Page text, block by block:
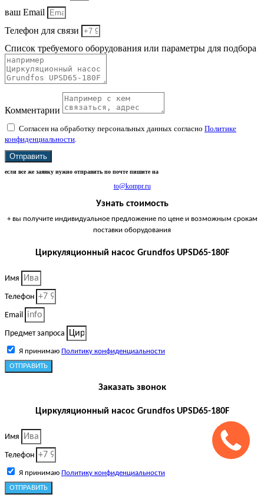
ваш Email
Телефон для связи
Список требуемого оборудования или параметры для подбора
Комментарии
Согласен на обработку персональных данных согласно Политике
конфиденциальности.
Отправить
если все же заявку нужно отправить по почте пишите на
to@kompr.ru
Узнать стоимость
+ вы получите индивидуальное предложение по цене и возможным срокам
поставки оборудования
Циркуляционный насос Grundfos UPSD65-180F
Имя
Телефон
Email
Предмет запроса
Я принимаю Политику конфиденциальности
ОТПРАВИТЬ
Заказать звонок
Циркуляционный насос Grundfos UPSD65-180F
Имя
Телефон
Я принимаю Политику конфиденциальности
ОТПРАВИТЬ